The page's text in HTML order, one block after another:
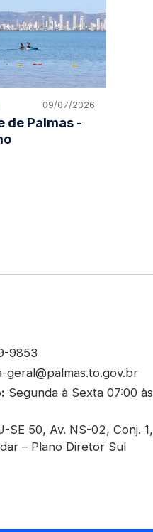
09/07/2026
de Palmas -
9853
geral@palmas.to.gov.br
Segunda à Sexta 07:00 às
SE 50, Av. NS-02, Conj. 1,
– Plano Diretor Sul